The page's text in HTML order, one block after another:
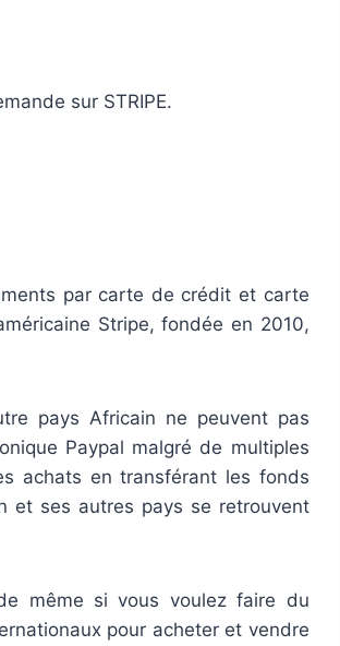
sur STRIPE.
par carte de crédit et carte
Stripe, fondée en 2010,
pays Africain ne peuvent pas
Paypal malgré de multiples
achats en transférant les fonds
et ses autres pays se retrouvent
même si vous voulez faire du
pour acheter et vendre